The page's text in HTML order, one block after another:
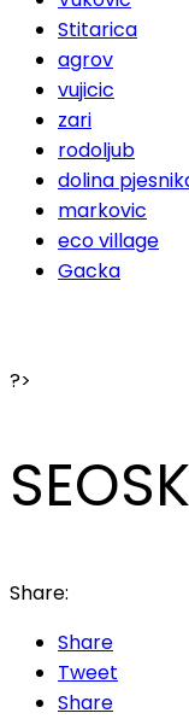
Stitarica
agrov
vujicic
zari
rodoljub
dolina
markovic
eco village
Gacka
?>
Share:
Share
Tweet
Share